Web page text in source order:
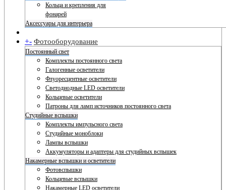
Кольца и крепления для
фонарей
Аксессуары для интерьера
+- Фотооборудование
Постоянный свет
Комплекты постоянного света
Галогенные осветители
Флуоресцентные осветители
Светодиодные LED осветители
Кольцевые осветители
Патроны для ламп источников постоянного света
Студийные вспышки
Комплекты импульсного света
Студийные моноблоки
Лампы вспышки
Аккумуляторы и адаптеры для студийных вспышек
Накамерные вспышки и осветители
Фотовспышки
Кольцевые вспышки
Накамерные LED осветители